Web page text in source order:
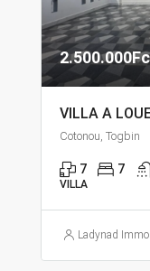
VILLA A
Cotonou, Togbin
7 7
VILLA
Ladynad